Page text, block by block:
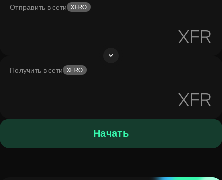
Отправить в сети XFRO
XFR
Получить в сети XFRO
XFR
Начать